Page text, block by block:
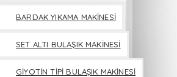
BARDAK YIKAMA MAKİNESİ
SET ALTI BULAŞIK MAKİNESİ
GİYOTİN TİPİ BULAŞIK MAKİNESİ